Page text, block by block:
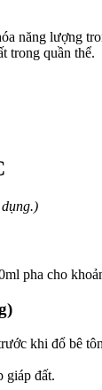
năng lượng
trong quần thể.
pha cho
khi đổ bê
giáp đất.